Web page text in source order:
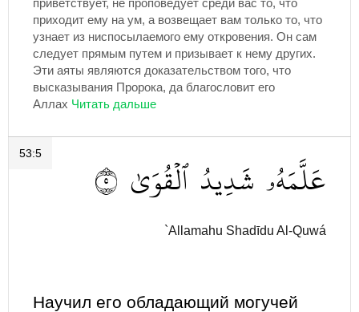
приветствует, не проповедует среди вас то, что
приходит ему на ум, а возвещает вам только то, что
узнает из ниспосылаемого ему откровения. Он сам
следует прямым путем и призывает к нему других.
Эти аяты являются доказательством того, что
высказывания Пророка, да благословит его
Аллах
53:5 عَلَّمَهُۥ شَدِيدُ ٱلۡقُوَىٰ ٥
`Allamahu Shadīdu Al-Quwá
Научил его обладающий могучей